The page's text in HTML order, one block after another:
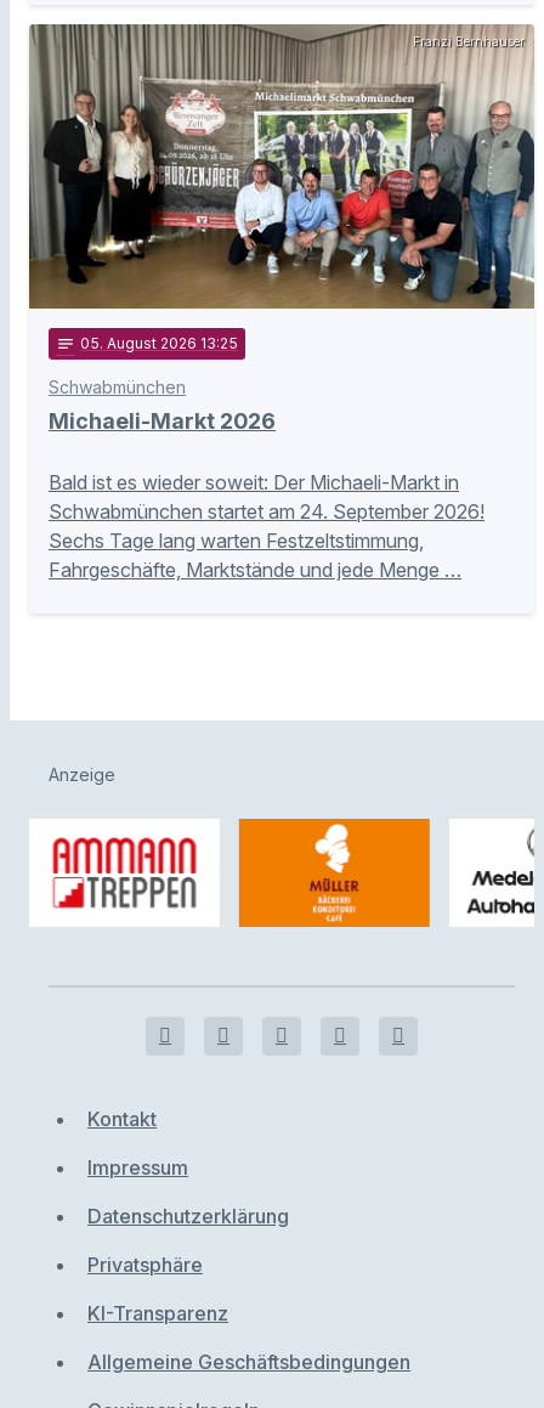
Franzi Bernhauser
notes 05. August 2026 13:25
Schwabmünchen
Michaeli-Markt 2026
Bald ist es wieder soweit: Der Michaeli-Markt in
Schwabmünchen startet am 24. September 2026!
Sechs Tage lang warten Festzeltstimmung,
Fahrgeschäfte, Marktstände und jede Menge …
Anzeige
Kontakt
Impressum
Datenschutzerklärung
Privatsphäre
KI-Transparenz
Allgemeine Geschäftsbedingungen